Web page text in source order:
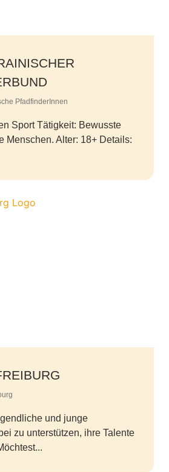
PfadfinderInnen
Sport Tätigkeit: Bewusste
Menschen. Alter: 18+ Details:
und junge
zu unterstützen, ihre Talente